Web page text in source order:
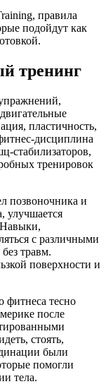
правила
подойдут как
тренинг
пластичность,
дисциплина
стабилизаторов,
тренировок
позвоночника и
улучшается
Навыки,
с различными
травм.
поверхности и
фитнеса тесно
после
стоять,
были
помогли
тела.